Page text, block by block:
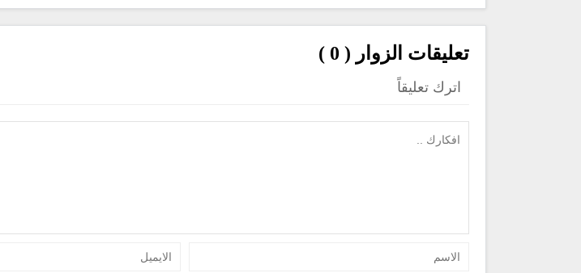
تعليقات الزوار ( 0 )
اترك تعليقاً